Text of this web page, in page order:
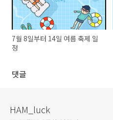
7월 8일부터 14일 여름 축제 일
정
댓글
HAM_luck